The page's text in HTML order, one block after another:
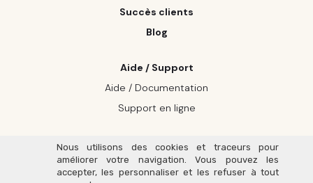
Succès clients
Blog
Aide / Support
Aide / Documentation
Support en ligne
Un site réalisé avec ❤️ par LearnyBox,
Nous utilisons des cookies et traceurs pour
améliorer votre navigation. Vous pouvez les
accepter, les personnaliser et les refuser à tout